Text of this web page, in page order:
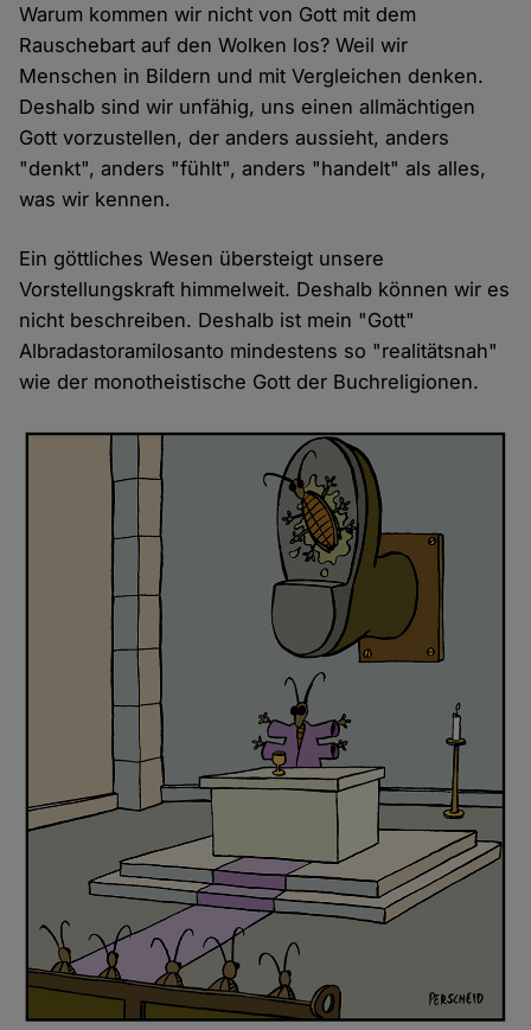
Warum kommen wir nicht von Gott mit dem
Rauschebart auf den Wolken los? Weil wir
Menschen in Bildern und mit Vergleichen denken.
Deshalb sind wir unfähig, uns einen allmächtigen
Gott vorzustellen, der anders aussieht, anders
"denkt", anders "fühlt", anders "handelt" als alles,
was wir kennen.
Ein göttliches Wesen übersteigt unsere
Vorstellungskraft himmelweit. Deshalb können wir es
nicht beschreiben. Deshalb ist mein "Gott"
Albradastoramilosanto mindestens so "realitätsnah"
wie der monotheistische Gott der Buchreligionen.